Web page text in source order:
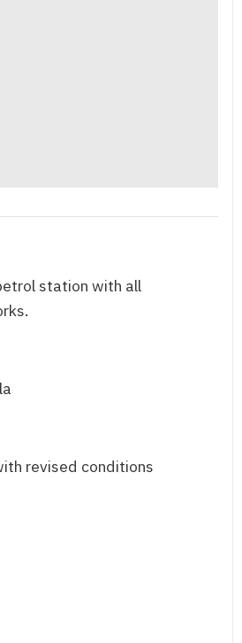
station with all
revised conditions